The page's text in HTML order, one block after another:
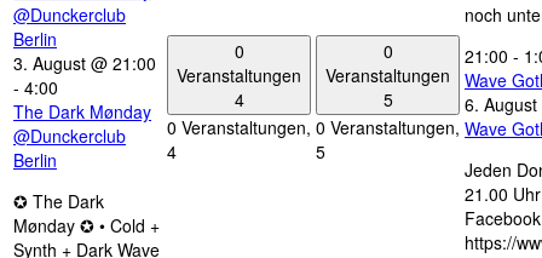
@Dunckerclub
Berlin
3. August @ 21:00
- 4:00
The Dark Mønday
@Dunckerclub
Berlin
✪ The Dark
Mønday ✪ • Cold +
Synth + Dark Wave
0
Veranstaltungen
4
0 Veranstaltungen,
4
0
Veranstaltungen
5
0 Veranstaltungen,
5
noch
21:00 -
Wave
6.
Wave
Jeden
21.00
https://